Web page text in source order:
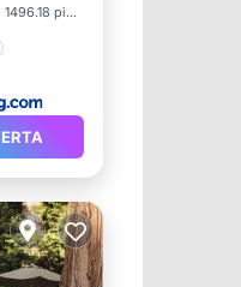
1496.18 pies²